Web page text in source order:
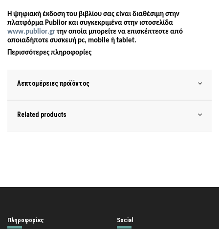
H ψηφιακή έκδοση του βιβλίου σας είναι διαθέσιμη στην
πλατφόρμα Publior και συγκεκριμένα στην ιστοσελίδα
www.publior.grτην οποία μπορείτε να επισκέπτεστε από
οποιαδήποτε συσκευή pc, mobile ή tablet.
Περισσότερες πληροφορίες
Λεπτομέρειες προϊόντος
Related products
Πληροφορίες Social